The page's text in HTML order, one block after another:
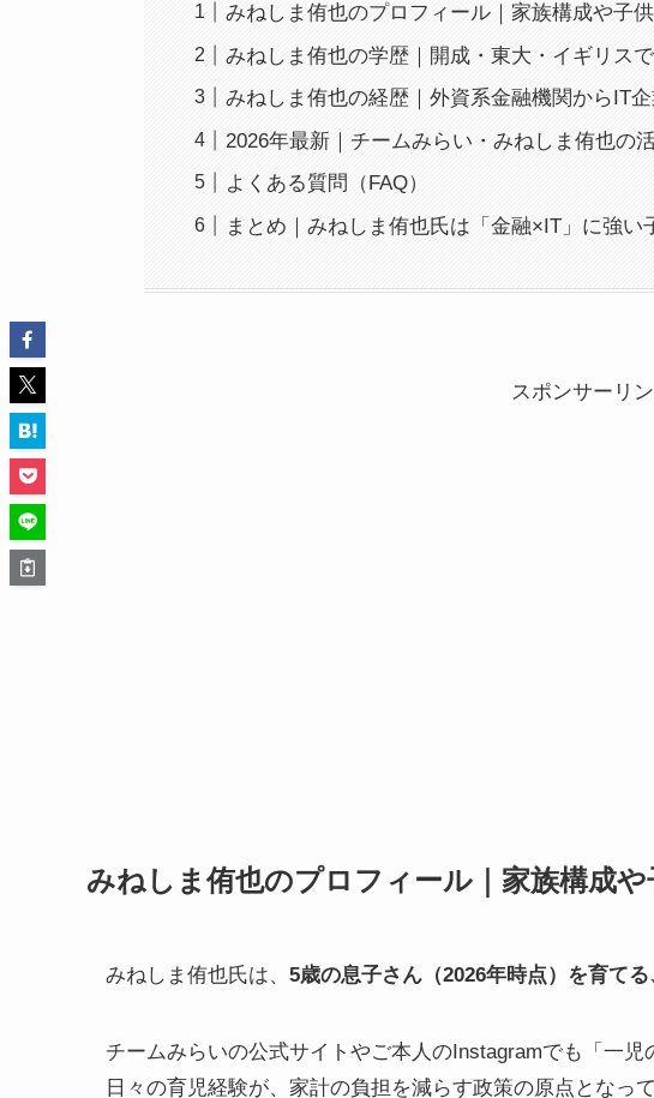
みねしま侑也のプロフィール｜家族構成や子
みねしま侑也の学歴｜開成・東大・イギリス
みねしま侑也の経歴｜外資系金融機関からIT
2026年最新｜チームみらい・みねしま侑也の
よくある質問（FAQ）
まとめ｜みねしま侑也氏は「金融×IT」に強い
スポンサーリ
みねしま侑也のプロフィール｜家族構成
みねしま侑也氏は、 5歳の息子さん（2026年時点）を育て
チームみらいの公式サイトやご本人のInstagramでも「一
日々の育児経験が、家計の負担を減らす政策の原点となって